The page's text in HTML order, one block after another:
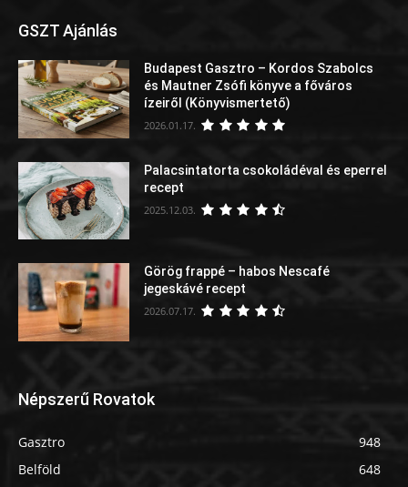
GSZT Ajánlás
Budapest Gasztro – Kordos Szabolcs
és Mautner Zsófi könyve a főváros
ízeiről (Könyvismertető)
2026.01.17.
Palacsintatorta csokoládéval és eperrel
recept
2025.12.03.
Görög frappé – habos Nescafé
jegeskávé recept
2026.07.17.
Népszerű Rovatok
Gasztro
948
Belföld
648